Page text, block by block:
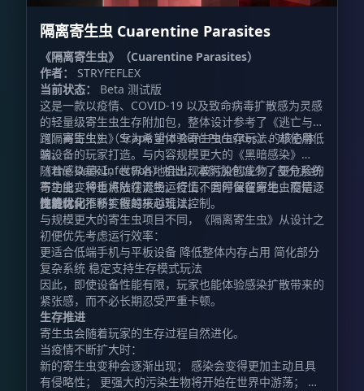
隔离寄生虫 Cuarentine Parasites
《隔离寄生虫》（Cuarentine Parasites）
作者：
STRYFEFLEX
当前状态：
Beta 测试版
这是一款以疫情、COVID-19 以及致命病毒扩散感为灵感
的轻量级寄生虫生存附加包，整体设计参考了《逃亡与奔
跑：寄生虫》（Scape and Run: Parasites）的核心体
验。
《隔离寄生虫》专为希望体验寄生虫生存玩法、却使用低
端设备的玩家打造。与内容规模更大的《黑暗感染》
（The Dark Infection）相比，本附加包减少了部分系统
与功能，将重点放在流畅运行上，同时保留寄生虫疫情逐
步进化、不断扩散的核心玩法。
随着感染蔓延，世界各地会出现被污染的生物，更危险的
寄生虫变种也将陆续诞生。疫情不会停留在原地，而是会
随着时间推移变得越来越难以控制。
性能优化
与规模更大的寄生虫项目不同，《隔离寄生虫》从设计之
初便优先考虑运行效率：
更适合低端手机与平板设备 降低整体内存占用 简化部分
复杂系统 稳定支持生存模式玩法
因此，即使设备性能有限，玩家也能体验感染扩散带来的
紧张感，而不必长期忍受严重卡顿。
生存推进
寄生虫会随着玩家的生存过程自然进化。
当疫情不断扩大时：
新的寄生虫变种会逐渐出现； 感染会变得更加主动且具
有侵略性； 更强大的污染生物将开始在世界中游荡； 玩